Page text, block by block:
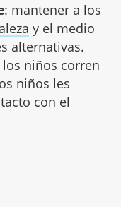
: mantener a los
y el medio
alternativas.
los niños corren
niños les
con el